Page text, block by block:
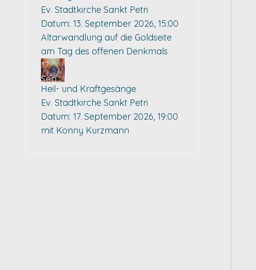
Ev. Stadtkirche Sankt Petri
Datum: 13. September 2026, 15:00
Altarwandlung auf die Goldseite
am Tag des offenen Denkmals
17
Sep.
Heil- und Kraftgesänge
Ev. Stadtkirche Sankt Petri
Datum: 17. September 2026, 19:00
mit Konny Kurzmann